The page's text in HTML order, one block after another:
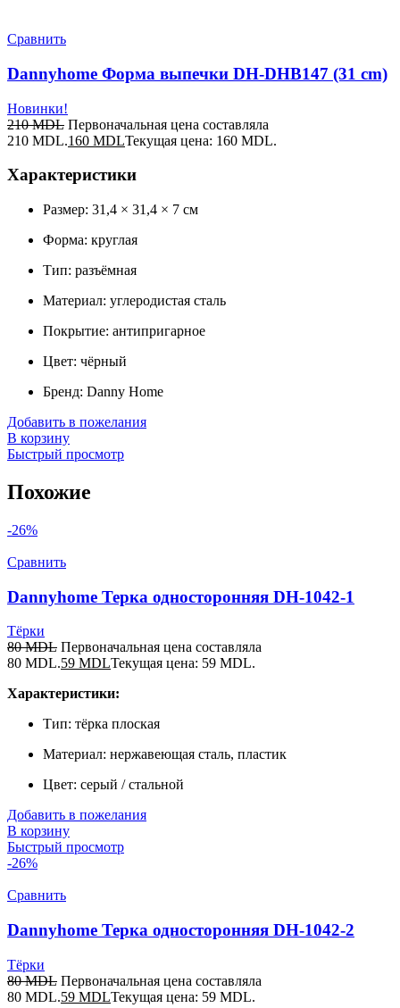
Сравнить
Dannyhome Форма выпечки DH-DHB147 (31 cm)
Новинки!
210MDL Первоначальная цена составляла
210 MDL.160 MDLТекущая цена: 160 MDL.
Характеристики
Размер: 31,4 × 31,4 × 7 см
Форма: круглая
Тип: разъёмная
Материал: углеродистая сталь
Покрытие: антипригарное
Цвет: чёрный
Бренд: Danny Home
Добавить в пожелания
В корзину
Быстрый просмотр
Похожие
-26%
Сравнить
Dannyhome Терка односторонняя DH-1042-1
Тёрки
80MDL Первоначальная цена составляла
80 MDL.59 MDLТекущая цена: 59 MDL.
Характеристики:
Тип: тёрка плоская
Материал: нержавеющая сталь, пластик
Цвет: серый / стальной
Добавить в пожелания
В корзину
Быстрый просмотр
-26%
Сравнить
Dannyhome Терка односторонняя DH-1042-2
Тёрки
80MDL Первоначальная цена составляла
80 MDL.59 MDLТекущая цена: 59 MDL.